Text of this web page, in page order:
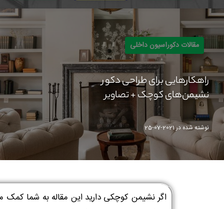
مقالات دکوراسیون داخلی
راهکارهایی برای طراحی دکور
نشیمن‌های کوچک + تصاویر
نوشته شده در2021-07-25
اگر نشیمن کوچکی دارید این مقاله به شما کمک